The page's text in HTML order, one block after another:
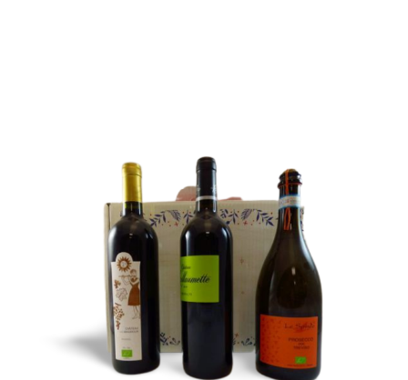
COFFRETS VINS
Découvrez tous nos coffrets
composés uniquement de nos
meilleurs vins
Cliquez pour voir